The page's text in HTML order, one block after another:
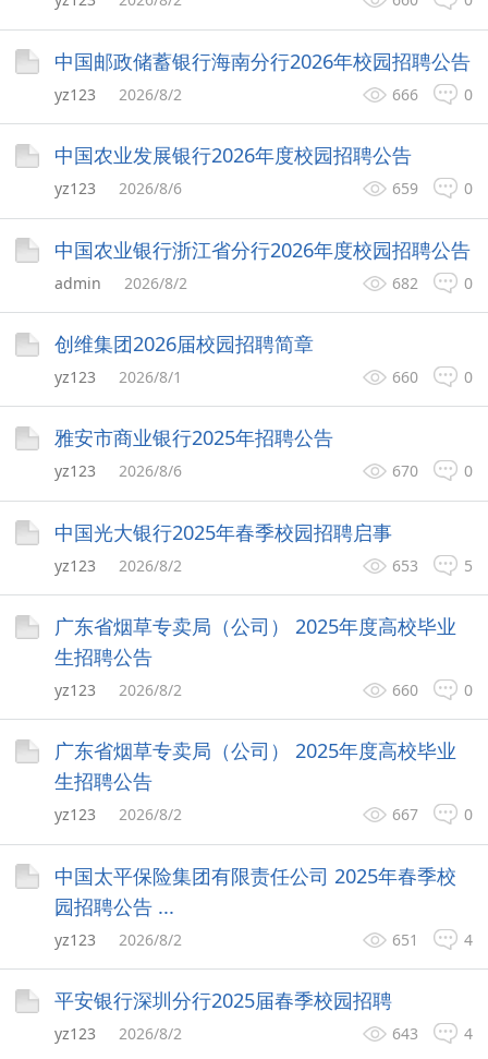
中国邮政储蓄银行海南分行2026年校园招聘公告
0
666
yz123 2026/8/2
中国农业发展银行2026年度校园招聘公告
0
659
yz123 2026/8/6
中国农业银行浙江省分行2026年度校园招聘公告
0
682
admin 2026/8/2
创维集团2026届校园招聘简章
0
660
yz123 2026/8/1
雅安市商业银行2025年招聘公告
0
670
yz123 2026/8/6
中国光大银行2025年春季校园招聘启事
5
653
yz123 2026/8/2
广东省烟草专卖局（公司） 2025年度高校毕业
生招聘公告
0
660
yz123 2026/8/2
广东省烟草专卖局（公司） 2025年度高校毕业
生招聘公告
0
667
yz123 2026/8/2
中国太平保险集团有限责任公司 2025年春季校
园招聘公告 ...
4
651
yz123 2026/8/2
平安银行深圳分行2025届春季校园招聘
4
643
yz123 2026/8/2